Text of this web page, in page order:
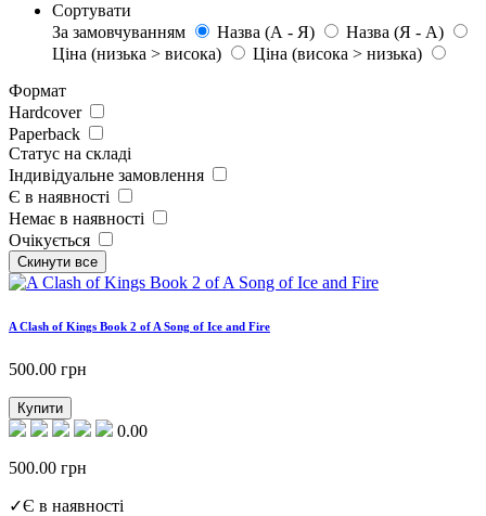
Сортувати
За замовчуванням
Назва (А - Я)
Назва (Я - А)
Ціна (низька > висока)
Ціна (висока > низька)
Формат
Hardcover
Paperback
Статус на складі
Індивідуальне замовлення
Є в наявності
Немає в наявності
Очікується
A Clash of Kings Book 2 of A Song of Ice and Fire
500.00 грн
Купити
0.00
500.00 грн
✓Є в наявності